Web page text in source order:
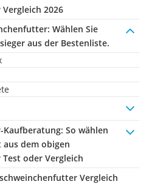
2026
Wählen Sie
aus der Bestenliste.
Kaufberatung: So wählen
dem obigen
oder Vergleich
Vergleich